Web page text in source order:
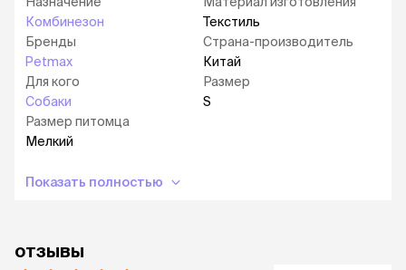
Комбинезон
Бренды
Petmax
Для кого
Собаки
Размер питомца
Мелкий
Текстиль
Страна-производитель
Китай
Размер
S
Показать полностью
отзывы